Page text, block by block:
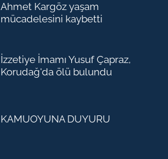
Ahmet Kargöz yaşam
mücadelesini kaybetti
İzzetiye İmamı Yusuf Çapraz,
Korudağ'da ölü bulundu
KAMUOYUNA DUYURU